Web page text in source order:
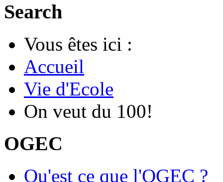
Search
Vous êtes ici :
Accueil
Vie d'Ecole
On veut du 100!
OGEC
Qu'est ce que l'OGEC ?